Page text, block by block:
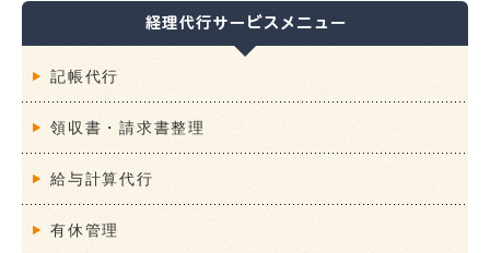
記帳代行
領収書・請求書整理
給与計算代行
有休管理